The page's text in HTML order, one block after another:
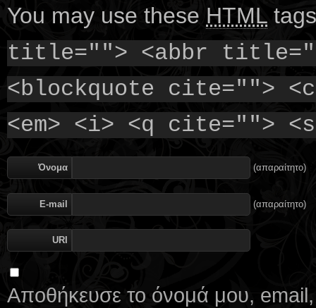
You may use these HTML
title=""> <abbr
<blockquote cite="">
<em> <i> <q cite="">
Όνομα (απαραίτητο)
E-mail (απαραίτητο)
URI
Αποθήκευσε το όνομά μου, email,